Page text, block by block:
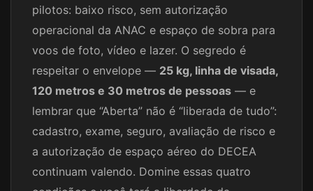
pilotos: baixo risco, sem autorização
operacional da ANAC e espaço de sobra para
voos de foto, vídeo e lazer. O segredo é
respeitar o envelope — 25 kg, linha de visada,
120 metros e 30 metros de pessoas — e
lembrar que “Aberta” não é “liberada de tudo”:
cadastro, exame, seguro, avaliação de risco e
a autorização de espaço aéreo do DECEA
continuam valendo. Domine essas quatro